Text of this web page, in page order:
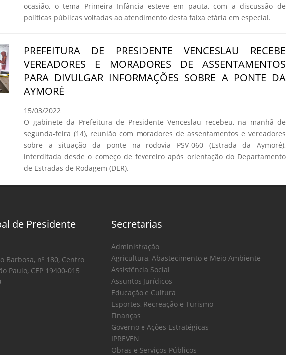
ocasião, o tema Primeira Infância esteve em pauta, com a discussão de
políticas públicas voltadas ao atendimento desta faixa etária em especial.
PREFEITURA DE PRESIDENTE VENCESLAU RECEBE
VEREADORES E MORADORES DE ASSENTAMENTOS
PARA DIVULGAR INFORMAÇÕES SOBRE A PONTE DA
AYMORÉ
15/03/2022
O gabinete da Prefeitura de Presidente Venceslau recebeu, na manhã de
segunda-feira (14), reunião com moradores de assentamentos e vereadores
sobre a situação da ponte na rodovia PSV-060 (Estrada da Aymoré),
interditada desde o começo de fevereiro após orientação do Departamento
de Estradas de Rodagem (DER).
de Presidente
Barbosa, nº 180, Centro
Paulo, CEP 19400-015
Secretarias
Administração
Agricultura, Abastecimento e Meio Ambiente
Assistência Social
Assuntos Jurídicos
Educação e Cultura
Esportes, Recreação e Turismo
Finanças
Governo e Ações Estratégicas
IPREVEN
Obras e Serviços Públicos